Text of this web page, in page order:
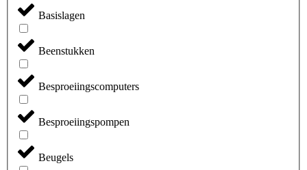
Basislagen
Beenstukken
Besproeiingscomputers
Besproeiingspompen
Beugels